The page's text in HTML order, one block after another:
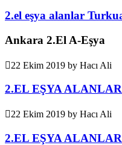
2.el eşya alanlar
Ankara 2.El A-Eşya
22 Ekim 2019 by Hacı Ali
2.EL EŞYA
22 Ekim 2019 by Hacı Ali
2.EL EŞYA